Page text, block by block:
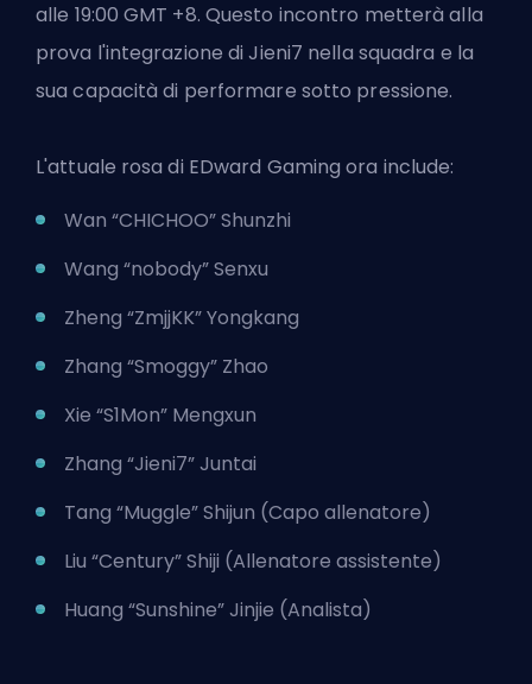
alle 19:00 GMT +8. Questo incontro metterà alla
prova l'integrazione di Jieni7 nella squadra e la
sua capacità di performare sotto pressione.
L'attuale rosa di EDward Gaming ora include:
Wan “CHICHOO” Shunzhi
Wang “nobody” Senxu
Zheng “ZmjjKK” Yongkang
Zhang “Smoggy” Zhao
Xie “S1Mon” Mengxun
Zhang “Jieni7” Juntai
Tang “Muggle” Shijun (Capo allenatore)
Liu “Century” Shiji (Allenatore assistente)
Huang “Sunshine” Jinjie (Analista)